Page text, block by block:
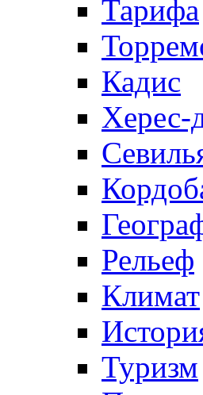
Тарифа
Кадис
Херес-
Рельеф
Климат
Туризм